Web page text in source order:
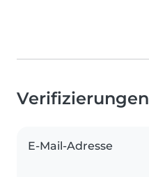
Verifizierungen
E-Mail-Adresse